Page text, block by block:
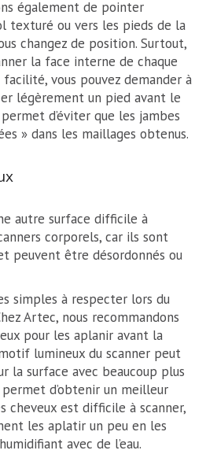
également de pointer
texturé ou vers les pieds de la
changez de position. Surtout,
la face interne de chaque
facilité, vous pouvez demander à
légèrement un pied avant le
d’éviter que les jambes
» dans les maillages obtenus.
autre surface difficile à
corporels, car ils sont
peuvent être désordonnés ou
simples à respecter lors du
Artec, nous recommandons
pour les aplanir avant la
lumineux du scanner peut
la surface avec beaucoup plus
d’obtenir un meilleur
cheveux est difficile à scanner,
les aplatir un peu en les
avec de l’eau.